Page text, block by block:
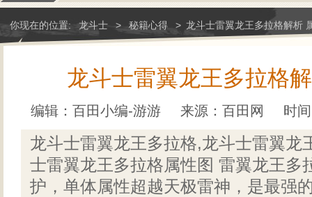
你现在的位置: 龙斗士 > 秘籍心得 > 龙斗士雷翼龙王多拉格解析
龙斗士雷翼龙王多拉格
编辑：百田小编-游游 来源： 百田网 时
龙斗士雷翼龙王多拉格,龙斗士雷翼龙
士雷翼龙王多拉格属性图 雷翼龙王多
护，单体属性超越天极雷神，是最强